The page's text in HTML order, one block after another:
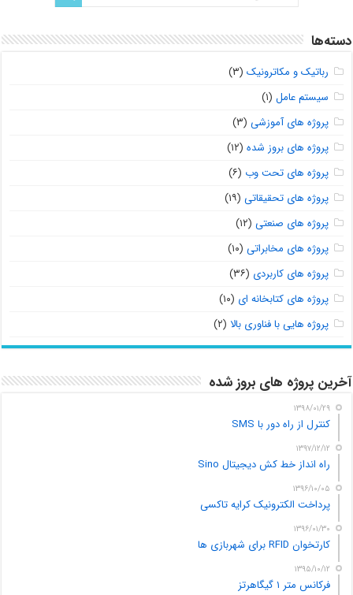
دسته‌ها
رباتیک و مکاترونیک (۳)
سیستم عامل (۱)
پروژه های آموزشی (۳)
پروژه های بروز شده (۱۲)
پروژه های تحت وب (۶)
پروژه های تحقیقاتی (۱۹)
پروژه های صنعتی (۱۲)
پروژه های مخابراتی (۱۰)
پروژه های کاربردی (۳۶)
پروژه های کتابخانه ای (۱۰)
پروژه هایی با فناوری بالا (۲)
آخرین پروژه های بروز شده
۱۳۹۸/۰۱/۲۹
کنترل از راه دور با SMS
۱۳۹۷/۱۲/۱۲
راه انداز خط کش دیجیتال Sino
۱۳۹۶/۱۰/۰۵
پرداخت الکترونیک کرایه تاکسی
۱۳۹۶/۰۱/۳۰
کارتخوان RFID برای شهربازی ها
۱۳۹۵/۱۰/۱۲
فرکانس متر ۱ گیگاهرتز